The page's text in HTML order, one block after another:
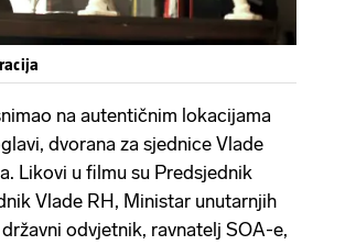
na autentičnim lokacijama
dvorana za sjednice Vlade
Likovi u filmu su Predsjednik
Vlade RH, Ministar unutarnjih
odvjetnik, ravnatelj SOA-e,